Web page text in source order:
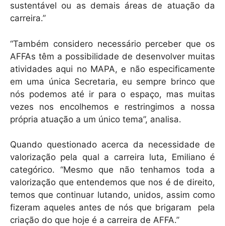
sustentável ou as demais áreas de atuação da
carreira.”
“Também considero necessário perceber que os
AFFAs têm a possibilidade de desenvolver muitas
atividades aqui no MAPA, e não especificamente
em uma única Secretaria, eu sempre brinco que
nós podemos até ir para o espaço, mas muitas
vezes nos encolhemos e restringimos a nossa
própria atuação a um único tema”, analisa.
Quando questionado acerca da necessidade de
valorização pela qual a carreira luta, Emiliano é
categórico. “Mesmo que não tenhamos toda a
valorização que entendemos que nos é de direito,
temos que continuar lutando, unidos, assim como
fizeram aqueles antes de nós que brigaram pela
criação do que hoje é a carreira de AFFA.”